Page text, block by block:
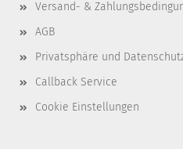
Versand- &
AGB
Privatsphäre und
Callback Service
Cookie Einstellungen